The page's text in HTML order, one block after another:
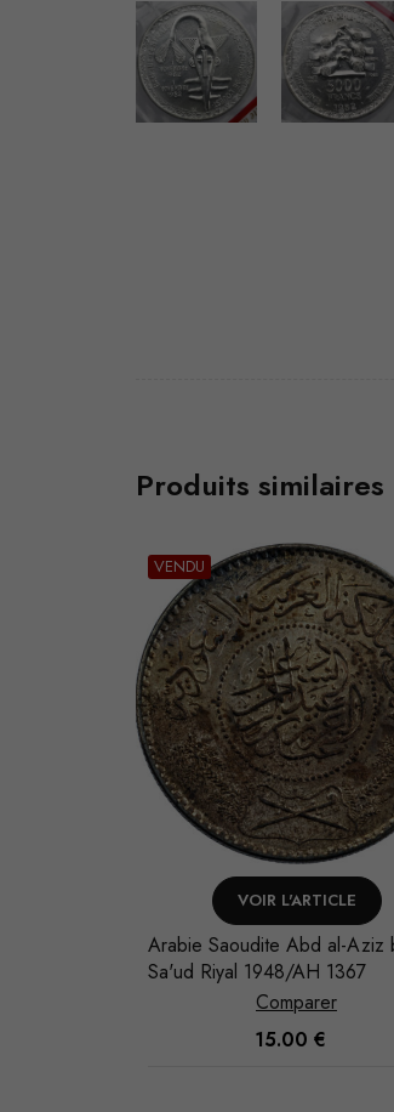
Produits similaires
AJOUTER AU PANIER
Arabie Saoudite Abd al-Aziz
Sa'ud Riyal 1935/AH 1354
Comparer
32.00€